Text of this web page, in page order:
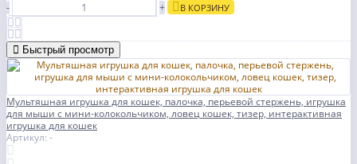
-
+ В КОРЗИНУ
Быстрый просмотр
Мультяшная игрушка для кошек, палочка, перьевой стержень, игрушка
для мыши с мини-колокольчиком, ловец кошек, тизер, интерактивная
игрушка для кошек
Артикул: -